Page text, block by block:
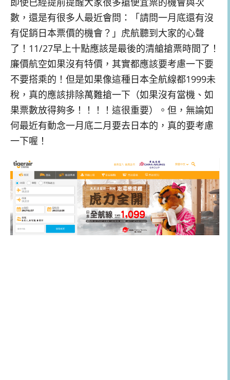
數，還是有很多人最近會問：「請問一月底還有沒
有促銷日本票價的機會？」虎航聽到大家的心聲
了！11/27早上十點應該是最後的清艙搶票時間了！
廉價航空如果沒有特價，其實都應該要考慮一下要
不要搭乘的！但是如果像這種日本全航線都1999未
稅，真的應該排除萬難搶一下（如果沒有當機、如
果票數放得夠多！！！！這很重要）。但，無論如
何最近有動念一月底二月要去日本的，真的要考慮
一下喔！